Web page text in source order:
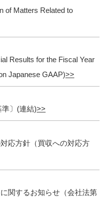
of Matters Related to
Results for the Fiscal Year
Japanese GAAP)
準〕(連結)
応方針（買収への対応方
関するお知らせ（会社法第